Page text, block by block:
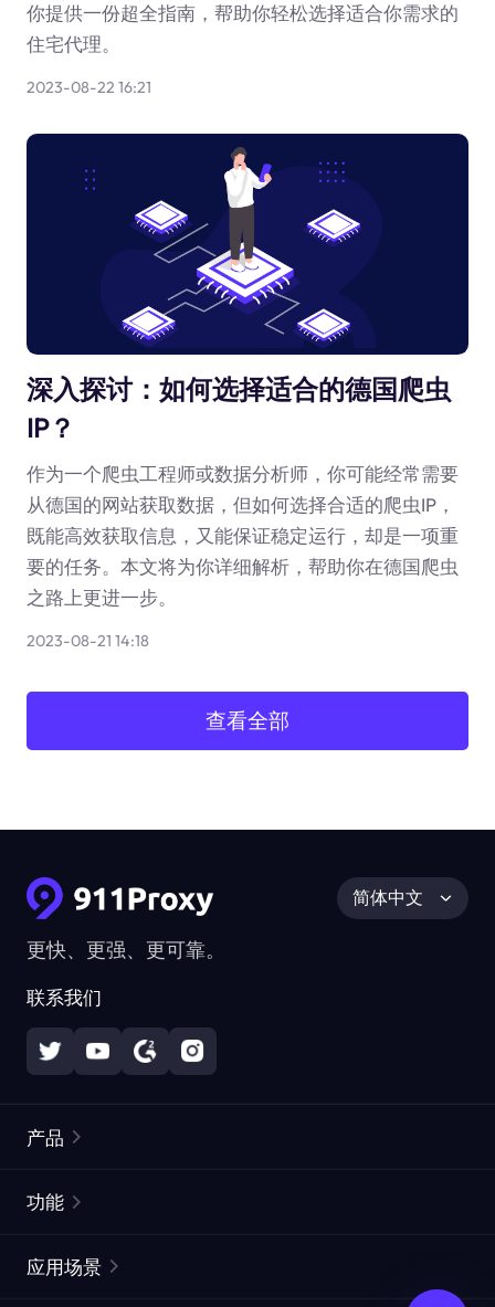
你提供一份超全指南，帮助你轻松选择适合你需求的
住宅代理。
2023-08-22 16:21
深入探讨：如何选择适合的德国爬虫
IP？
作为一个爬虫工程师或数据分析师，你可能经常需要
从德国的网站获取数据，但如何选择合适的爬虫IP，
既能高效获取信息，又能保证稳定运行，却是一项重
要的任务。本文将为你详细解析，帮助你在德国爬虫
之路上更进一步。
2023-08-21 14:18
查看全部
更快、更强、更可靠。
联系我们
简体中文
产品
静态住宅代理
功能
应用场景